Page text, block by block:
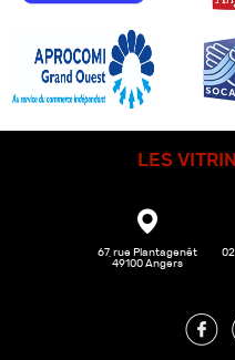
LES
67, rue Plantagenêt
49100 Angers
02